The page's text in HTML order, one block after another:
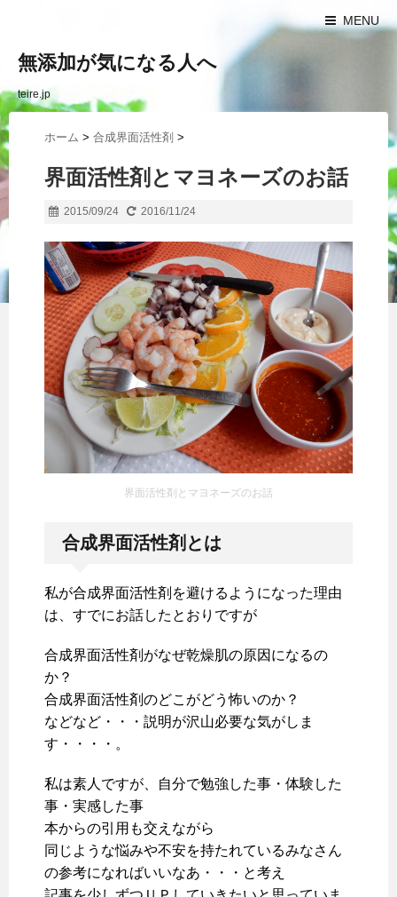
MENU
無添加が気になる人へ
teire.jp
ホーム > 合成界面活性剤 >
界面活性剤とマヨネーズのお話
2015/09/24 2016/11/24
界面活性剤とマヨネーズのお話
合成界面活性剤とは
私が合成界面活性剤を避けるようになった理由
は、すでにお話したとおりですが
合成界面活性剤がなぜ乾燥肌の原因になるの
か？
合成界面活性剤のどこがどう怖いのか？
などなど・・・説明が沢山必要な気がしま
す・・・・。
私は素人ですが、自分で勉強した事・体験した
事・実感した事
本からの引用も交えながら
同じような悩みや不安を持たれているみなさん
の参考になればいいなあ・・・と考え